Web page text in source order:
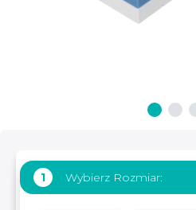
1 Wybierz Rozmiar: